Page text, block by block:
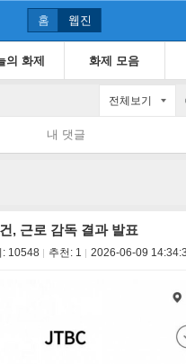
홈 웹진
의 화제 화제 모음
전체보기
내 댓글
, 근로 감독 결과 발표
: 10548 추천: 1 2026-06-09